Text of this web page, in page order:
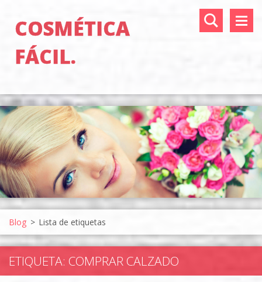
COSMÉTICA
FÁCIL.
Blog > Lista de etiquetas
ETIQUETA: COMPRAR CALZADO